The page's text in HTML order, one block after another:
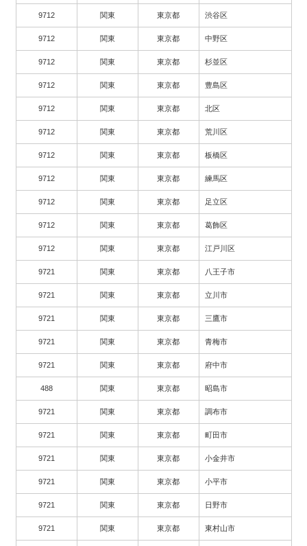
9712 関東 東京都 渋谷区
9712 関東 東京都 中野区
9712 関東 東京都 杉並区
9712 関東 東京都 豊島区
9712 関東 東京都 北区
9712 関東 東京都 荒川区
9712 関東 東京都 板橋区
9712 関東 東京都 練馬区
9712 関東 東京都 足立区
9712 関東 東京都 葛飾区
9712 関東 東京都 江戸川区
9721 関東 東京都 八王子市
9721 関東 東京都 立川市
9721 関東 東京都 三鷹市
9721 関東 東京都 青梅市
9721 関東 東京都 府中市
488 関東 東京都 昭島市
9721 関東 東京都 調布市
9721 関東 東京都 町田市
9721 関東 東京都 小金井市
9721 関東 東京都 小平市
9721 関東 東京都 日野市
9721 関東 東京都 東村山市